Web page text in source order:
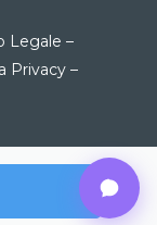
Legale –
Privacy–